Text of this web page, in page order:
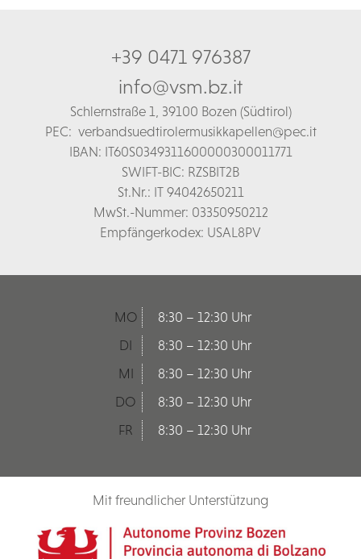
+39 0471 976387
info@vsm.bz.it
Schlernstraße 1, 39100 Bozen (Südtirol)
PEC: verbandsuedtirolermusikkapellen@pec.it
IBAN: IT60S0349311600000300011771
SWIFT-BIC: RZSBIT2B
St.Nr.: IT 94042650211
MwSt.-Nummer: 03350950212
Empfängerkodex: USAL8PV
MO
8:30 – 12:30 Uhr
DI
8:30 – 12:30 Uhr
MI
8:30 – 12:30 Uhr
DO
8:30 – 12:30 Uhr
FR
8:30 – 12:30 Uhr
Mit freundlicher Unterstützung